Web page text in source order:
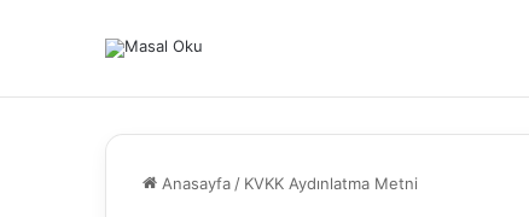
Anasayfa / KVKK Aydınlatma Metni